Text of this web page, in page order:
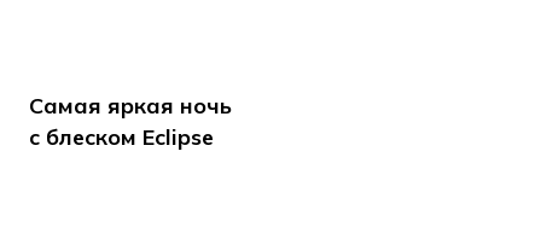
Самая яркая ночь
с блеском Eclipse